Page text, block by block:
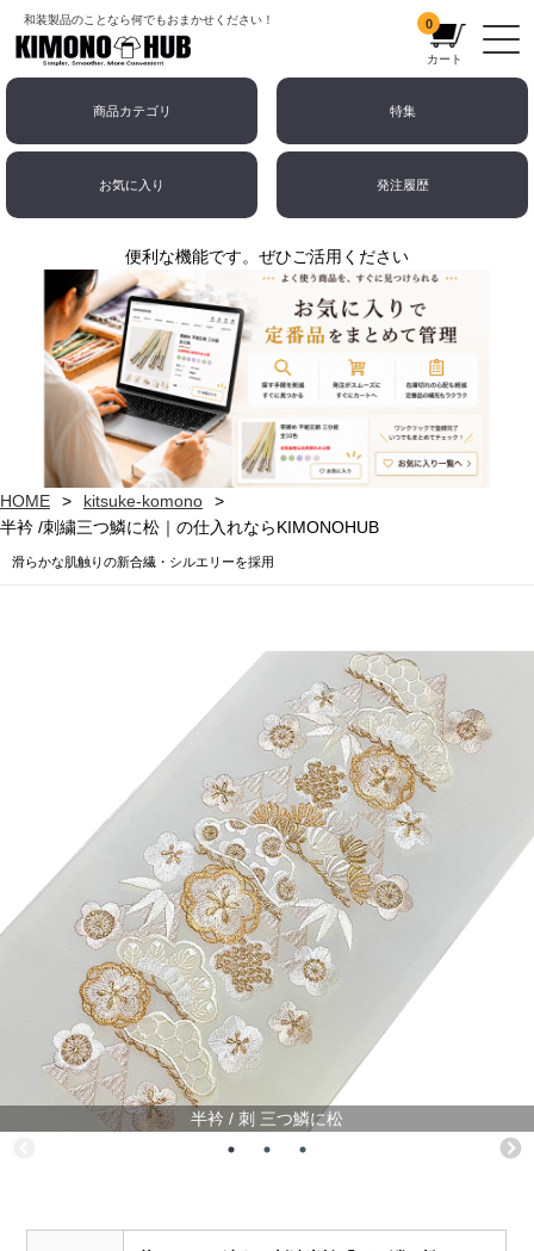
和装製品のことなら何でもおまかせください！ 0
カート
商品カテゴリ 特集
お気に入り 発注履歴
便利な機能です。ぜひご活用ください
HOME
kitsuke-komono
半衿 /刺繍三つ鱗に松｜の仕入れならKIMONOHUB
滑らかな肌触りの新合繊・シルエリーを採用
半衿 / 刺 三つ鱗に松